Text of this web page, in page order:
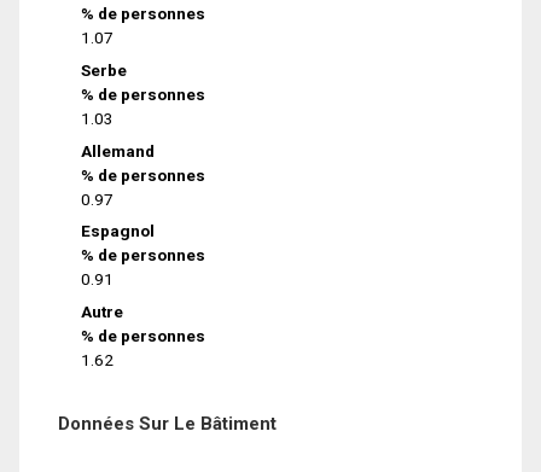
% de personnes
1.07
Serbe
% de personnes
1.03
Allemand
% de personnes
0.97
Espagnol
% de personnes
0.91
Autre
% de personnes
1.62
Données Sur Le Bâtiment